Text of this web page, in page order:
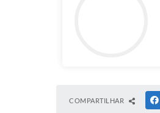
COMPARTILHAR